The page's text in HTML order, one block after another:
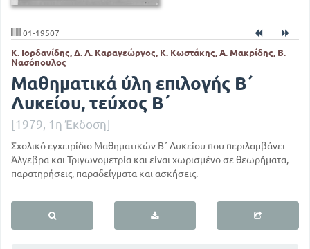
01-19507
Κ. Ιορδανίδης, Δ. Λ. Καραγεώργος, Κ. Κωστάκης, Α. Μακρίδης, Β.
Νασόπουλος
Μαθηματικά ύλη επιλογής Β΄
Λυκείου, τεύχος Β΄
[1979, 1η Έκδοση]
Σχολικό εγχειρίδιο Μαθηματικών Β΄ Λυκείου που περιλαμβάνει
Άλγεβρα και Τριγωνομετρία και είναι χωρισμένο σε θεωρήματα,
παρατηρήσεις, παραδείγματα και ασκήσεις.